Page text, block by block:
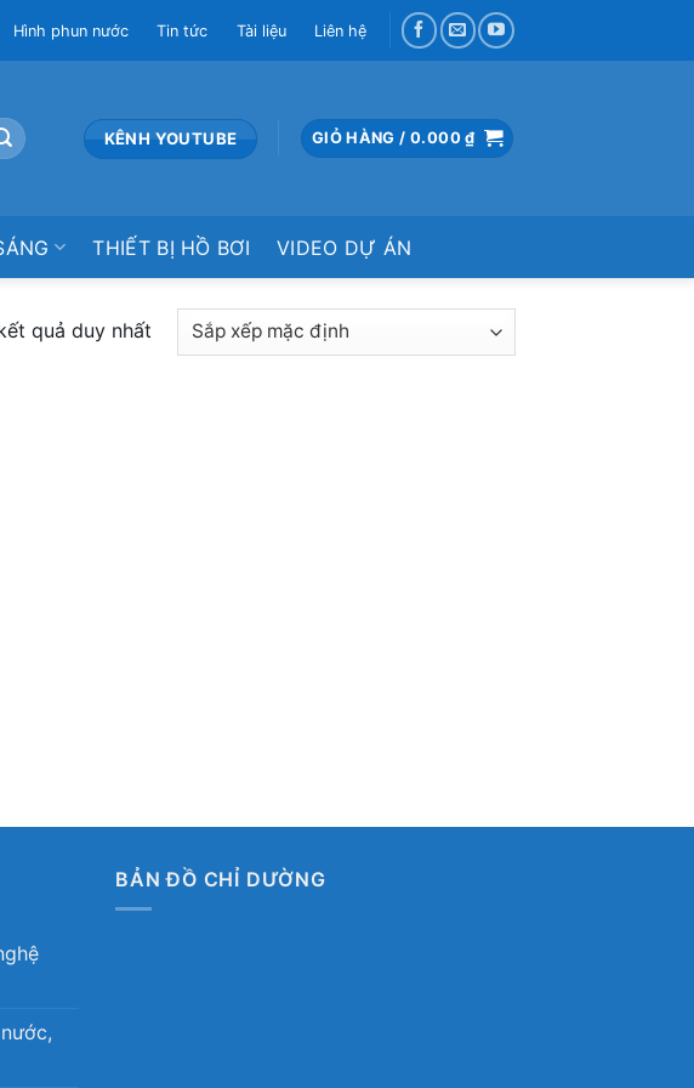
Hình phun nước Tin tức Tài liệu Liên hệ
KÊNH YOUTUBE GIỎ HÀNG / 0.000₫
THIẾT BỊ HỒ BƠI VIDEO DỰ ÁN
quả duy nhất
BẢN ĐỒ CHỈ DƯỜNG